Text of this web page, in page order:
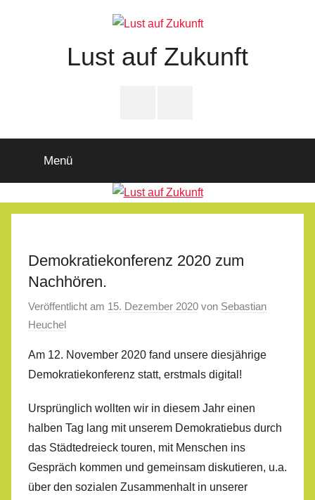
Lust auf Zukunft
Menü
Demokratiekonferenz 2020 zum
Nachhören.
Veröffentlicht am 15. Dezember 2020 von Sebastian
Heuchel
Am 12. November 2020 fand unsere diesjährige
Demokratiekonferenz statt, erstmals digital!
Ursprünglich wollten wir in diesem Jahr einen
halben Tag lang mit unserem Demokratiebus durch
das Städtedreieck touren, mit Menschen ins
Gespräch kommen und gemeinsam diskutieren, u.a.
über den sozialen Zusammenhalt in unserer